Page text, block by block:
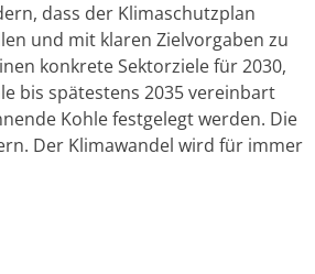
dass der Klimaschutzplan
und mit klaren Zielvorgaben zu
konkrete Sektorziele für 2030,
bis spätestens 2035 vereinbart
Kohle festgelegt werden. Die
Der Klimawandel wird für immer